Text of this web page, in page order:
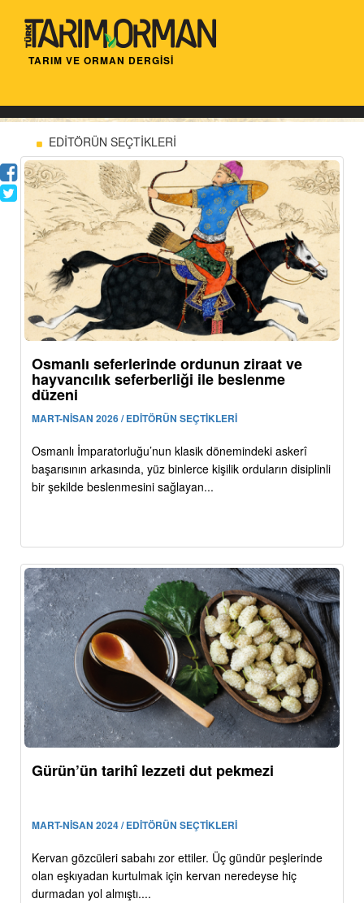
TARIM VE ORMAN DERGİSİ
EDİTÖRÜN SEÇTİKLERİ
Osmanlı seferlerinde ordunun ziraat ve
hayvancılık seferberliği ile beslenme
düzeni
MART-NİSAN 2026 / EDİTÖRÜN SEÇTİKLERİ
Osmanlı İmparatorluğu’nun klasik dönemindeki askerî
başarısının arkasında, yüz binlerce kişilik orduların disiplinli
bir şekilde beslenmesini sağlayan...
Gürün’ün tarihî lezzeti dut pekmezi
MART-NİSAN 2024 / EDİTÖRÜN SEÇTİKLERİ
Kervan gözcüleri sabahı zor ettiler. Üç gündür peşlerinde
olan eşkıyadan kurtulmak için kervan neredeyse hiç
durmadan yol almıştı....